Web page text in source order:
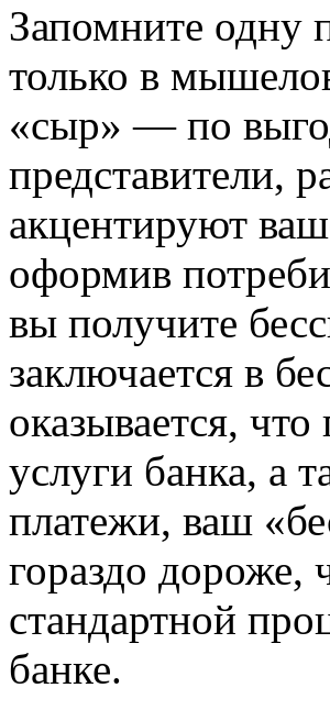
Запомните одну
только в
«сыр» — по
представители,
акцентируют
оформив
вы получите
заключается в
оказывается,
услуги банка, а
платежи, ваш
гораздо дороже,
стандартной
банке.